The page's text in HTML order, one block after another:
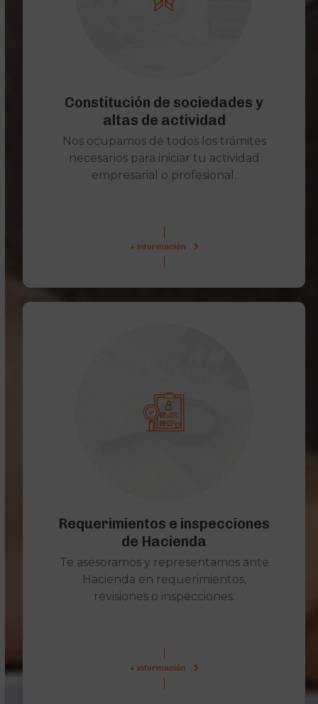
Constitución de sociedades y
altas de actividad
Nos ocupamos de todos los trámites
necesarios para iniciar tu actividad
empresarial o profesional.
+ información
Requerimientos e inspecciones
de Hacienda
Te asesoramos y representamos ante
Hacienda en requerimientos,
revisiones o inspecciones.
+ información